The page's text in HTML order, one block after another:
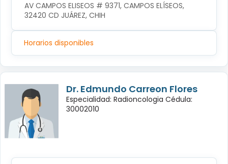
AV CAMPOS ELISEOS # 9371, CAMPOS ELÍSEOS,
32420 CD JUÁREZ, CHIH
Horarios disponibles
Dr. Edmundo Carreon Flores
Especialidad: Radioncologia Cédula:
30002010